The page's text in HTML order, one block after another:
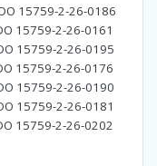
15759-2-26-0186
15759-2-26-0161
15759-2-26-0195
15759-2-26-0176
15759-2-26-0190
15759-2-26-0181
15759-2-26-0202